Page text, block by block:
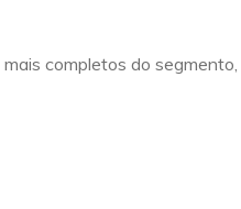
mais completos do segmento,